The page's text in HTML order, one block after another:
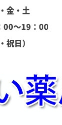
金・土
～19：00
祝日）